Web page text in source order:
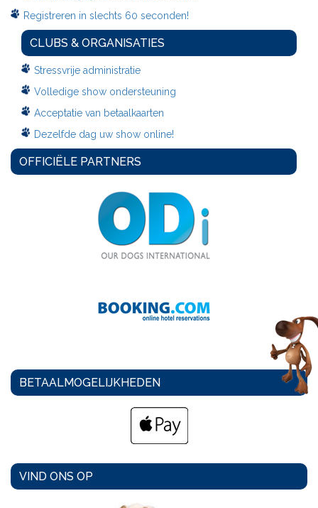
Registreren in slechts 60 seconden!
CLUBS & ORGANISATIES
Stressvrije administratie
Volledige show ondersteuning
Acceptatie van betaalkaarten
Dezelfde dag uw show online!
OFFICIËLE PARTNERS
BETAALMOGELIJKHEDEN
VIND ONS OP